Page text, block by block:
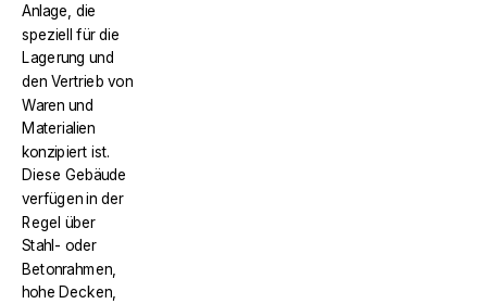
Anlage, die
speziell für die
Lagerung und
den Vertrieb von
Waren und
Materialien
konzipiert ist.
Diese Gebäude
verfügen in der
Regel über
Stahl- oder
Betonrahmen,
hohe Decken,